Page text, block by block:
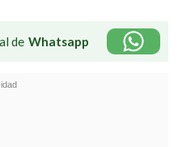
de Whatsapp